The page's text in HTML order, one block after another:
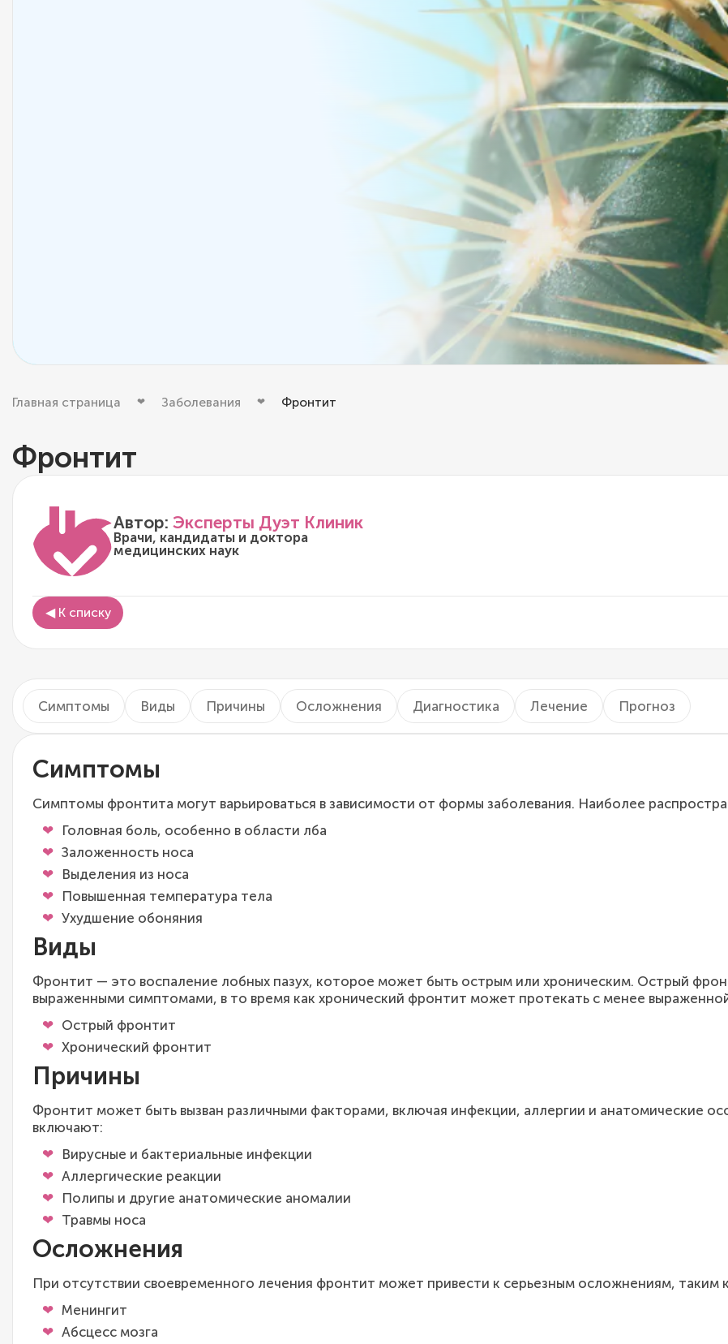
Главная страница Заболевания Фронтит
Фронтит
Автор: Эксперты Дуэт Клиник
Врачи, кандидаты и доктора
медицинских наук
◀ К списку
Симптомы Виды Причины Осложнения Диагностика Лечение Прогноз
Симптомы
Симптомы фронтита могут варьироваться в зависимости от формы заболевания. Наиболее
Головная боль, особенно в области лба
Заложенность носа
Выделения из носа
Повышенная температура тела
Ухудшение обоняния
Виды
Фронтит — это воспаление лобных пазух, которое может быть острым или хроническим. Острый
выраженными симптомами, в то время как хронический фронтит может протекать с менее
Острый фронтит
Хронический фронтит
Причины
Фронтит может быть вызван различными факторами, включая инфекции, аллергии и анатомические
включают:
Вирусные и бактериальные инфекции
Аллергические реакции
Полипы и другие анатомические аномалии
Травмы носа
Осложнения
При отсутствии своевременного лечения фронтит может привести к серьезным осложнениям, таким
Менингит
Абсцесс мозга